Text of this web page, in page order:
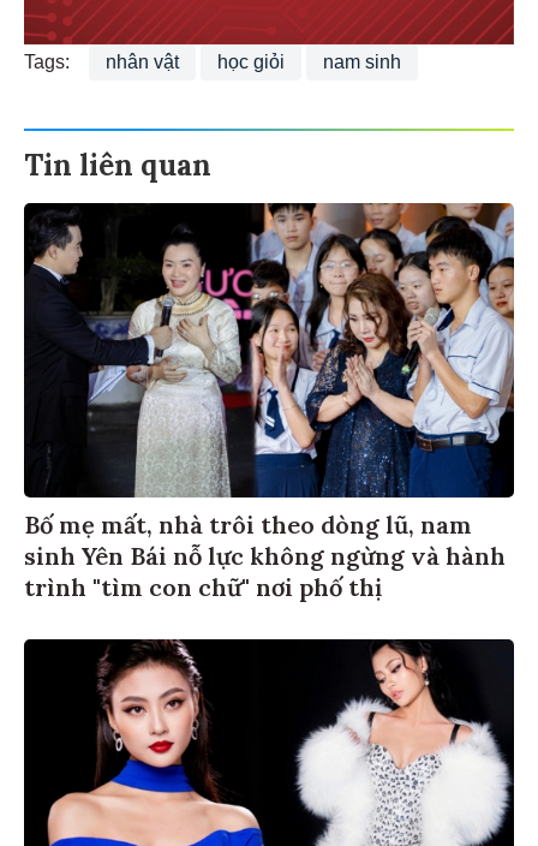
Tags: nhân vật học giỏi nam sinh
Tin liên quan
Bố mẹ mất, nhà trôi theo dòng lũ, nam
sinh Yên Bái nỗ lực không ngừng và hành
trình "tìm con chữ" nơi phố thị